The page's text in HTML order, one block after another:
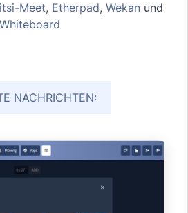
Meet, Etherpad, Wekanund
Whiteboard
NACHRICHTEN: